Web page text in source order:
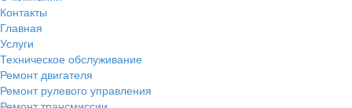
Контакты
Главная
Услуги
Техническое обслуживание
Ремонт двигателя
Ремонт рулевого управления